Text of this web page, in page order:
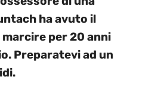
ha avuto il
per 20 anni
Preparatevi ad un